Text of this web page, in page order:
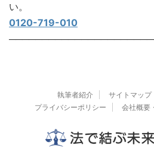
い。
0120-719-010
執筆者紹介 サイトマップ
プライバシーポリシー
会社概要